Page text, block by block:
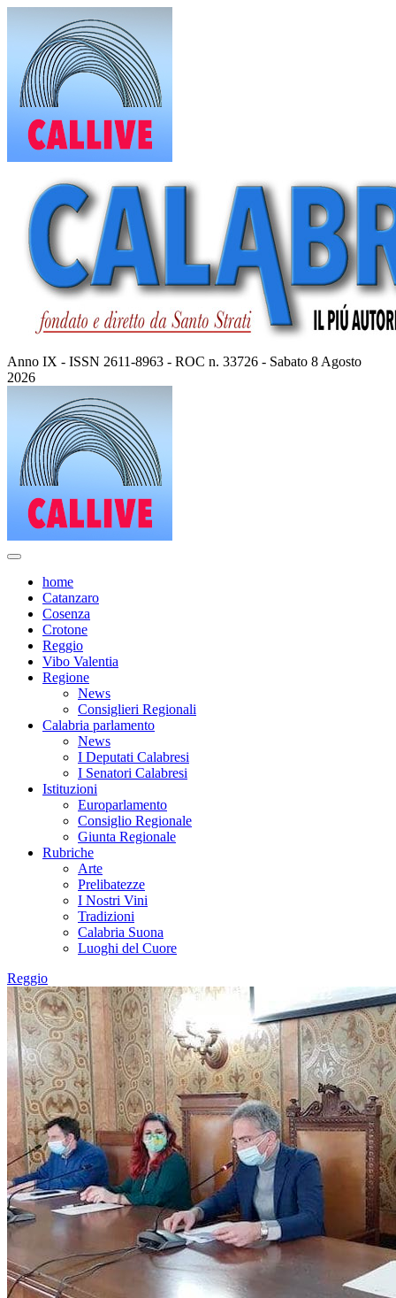
contenuto
Anno IX - ISSN 2611-8963 - ROC n. 33726 - Sabato 8 Agosto
2026
home
Catanzaro
Cosenza
Crotone
Reggio
Vibo Valentia
Regione
News
Consiglieri Regionali
Calabria parlamento
News
I Deputati Calabresi
I Senatori Calabresi
Istituzioni
Europarlamento
Consiglio Regionale
Giunta Regionale
Rubriche
Arte
Prelibatezze
I Nostri Vini
Tradizioni
Calabria Suona
Luoghi del Cuore
Reggio